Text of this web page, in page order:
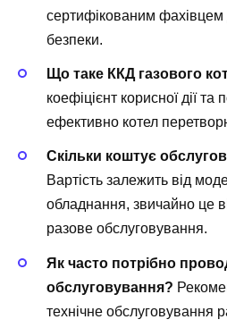
сертифікованим фахівцем
безпеки.
Що таке ККД газового
коефіцієнт корисної дії та
ефективно котел
Скільки коштує
Вартість залежить від
обладнання, звичайно це
разове обслуговування.
Як часто потрібно
обслуговування?
технічне обслуговування